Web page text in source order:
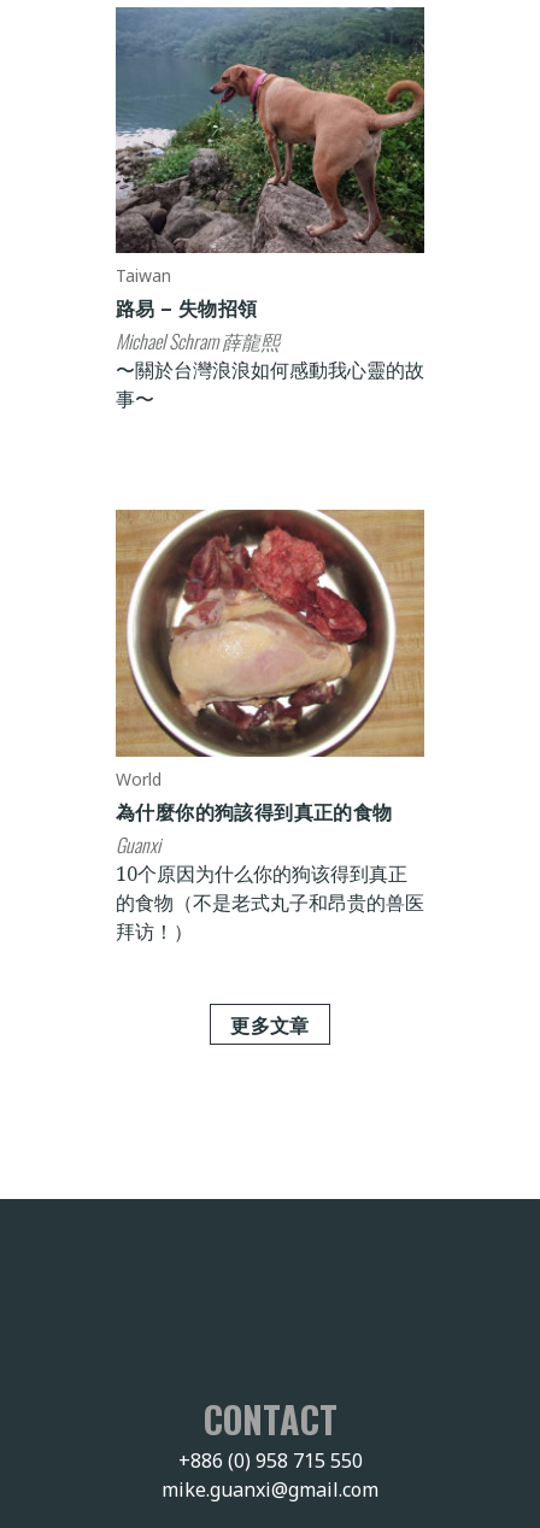
Taiwan
路易 – 失物招領
Michael Schram 薛龍熙
〜關於台灣浪浪如何感動我心靈的故
事〜
World
為什麼你的狗該得到真正的食物
Guanxi
10个原因为什么你的狗该得到真正
的食物（不是老式丸子和昂贵的兽医
拜访！）
更多文章
CONTACT
+886 (0) 958 715 550
mike.guanxi@gmail.com